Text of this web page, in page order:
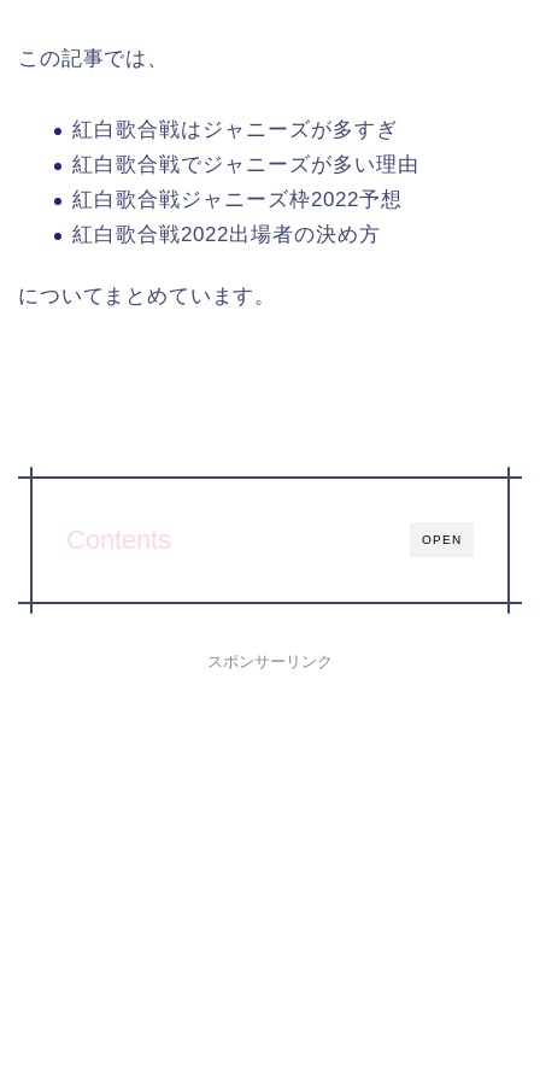
この記事では、
紅白歌合戦はジャニーズが多すぎ
紅白歌合戦でジャニーズが多い理由
紅白歌合戦ジャニーズ枠2022予想
紅白歌合戦2022出場者の決め方
についてまとめています。
OPEN
Contents
スポンサーリンク